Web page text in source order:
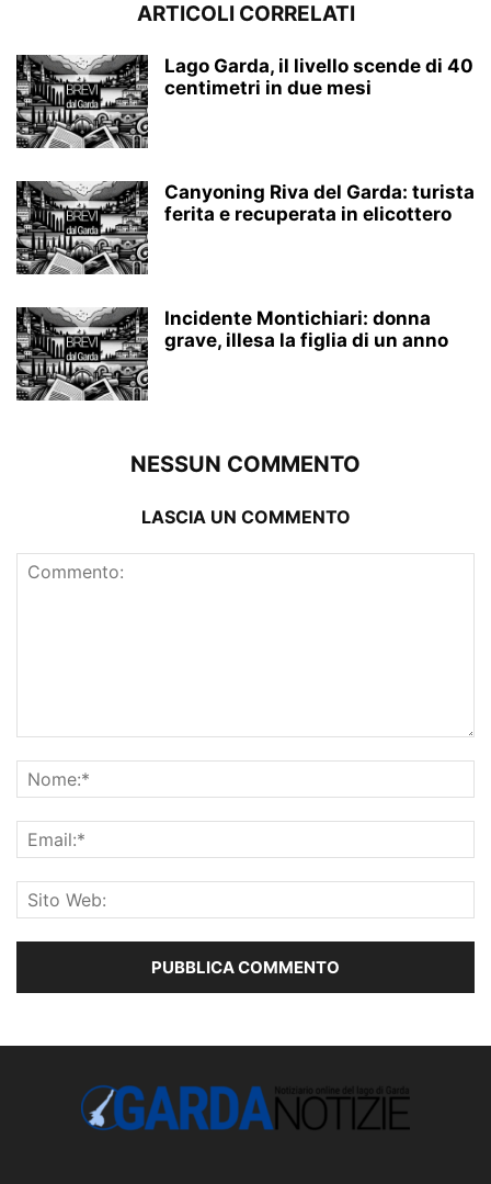
ARTICOLI CORRELATI
Lago Garda, il livello scende di 40
centimetri in due mesi
Canyoning Riva del Garda: turista
ferita e recuperata in elicottero
Incidente Montichiari: donna
grave, illesa la figlia di un anno
NESSUN COMMENTO
LASCIA UN COMMENTO